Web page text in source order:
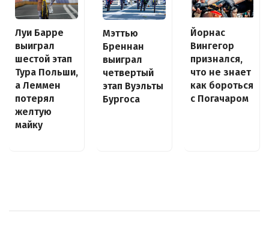
Луи Барре
выиграл
шестой этап
Тура Польши,
а Леммен
потерял
желтую
майку
Мэттью
Бреннан
выиграл
четвертый
этап Вуэльты
Бургоса
Йорнас
Вингегор
признался,
что не знает
как бороться
с Погачаром